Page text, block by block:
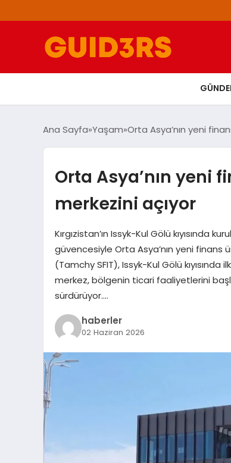
Ana Sayfa Yaşam Orta Asya’nın yeni
Orta Asya’nın yeni
merkezini açıyor
Kırgızistan’ın Issyk-Kul Gölü kıyısında
güvencesiyle Orta Asya’nın yeni finans
(Tamchy SFIT), Issyk-Kul Gölü
merkez, bölgenin ticari faaliyetlerini
sürdürüyor….
haberler
02 Haziran 2026